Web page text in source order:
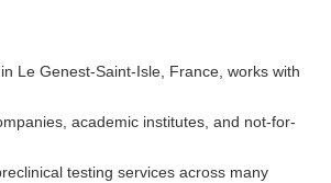
Le Genest-Saint-Isle, France, works with
academic institutes, and not-for-
testing services across many